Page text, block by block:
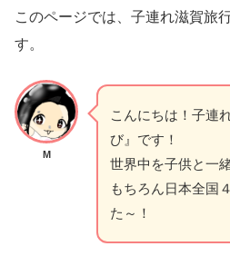
このページでは、子連れ滋賀旅
す。
M
こんにちは！子連
び』です！
世界中を子供と一
もちろん日本全国
た～！